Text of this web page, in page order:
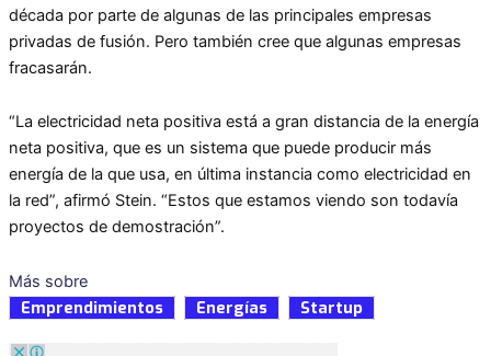
década por parte de algunas de las principales empresas
privadas de fusión. Pero también cree que algunas empresas
fracasarán.
“La electricidad neta positiva está a gran distancia de la energía
neta positiva, que es un sistema que puede producir más
energía de la que usa, en última instancia como electricidad en
la red”, afirmó Stein. “Estos que estamos viendo son todavía
proyectos de demostración”.
Más sobre
Emprendimientos Energías Startup